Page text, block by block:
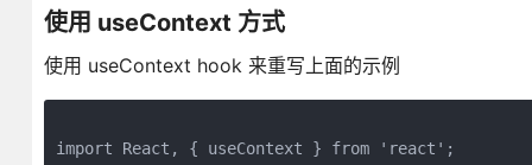
使用 useContext 方式
使用 useContext hook 来重写上面的示例
import React, { useContext } from 'react';